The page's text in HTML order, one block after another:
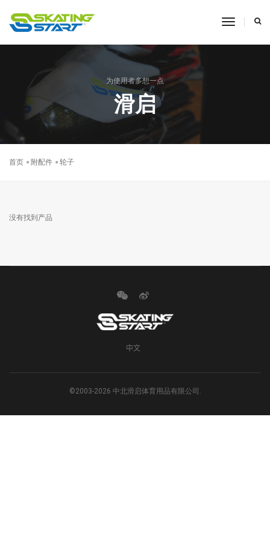
toggle
为使用者多想一点
滑启
首页 附配件 轮子
没有找到产品
中文
©2003-2026 中北滑启体育用品有限公司.